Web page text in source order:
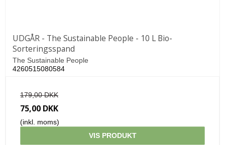
UDGÅR - The Sustainable People - 10 L Bio-
Sorteringsspand
The Sustainable People
4260515080584
179,00 DKK
75,00 DKK
(inkl. moms)
VIS PRODUKT